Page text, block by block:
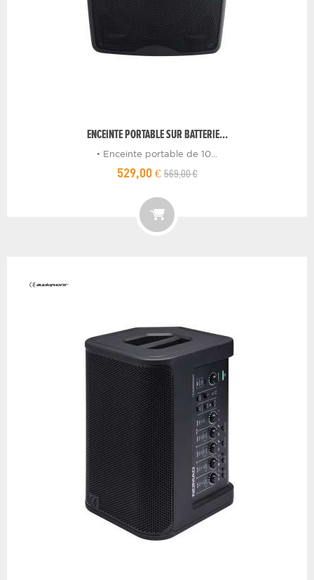
ENCEINTE PORTABLE SUR BATTERIE...
• Enceinte portable de 10...
529,00 €569,00 €